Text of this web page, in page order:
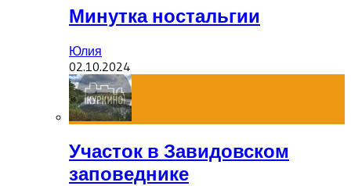
Минутка ностальгии
Юлия
02.10.2024
Участок в Завидовском
заповеднике